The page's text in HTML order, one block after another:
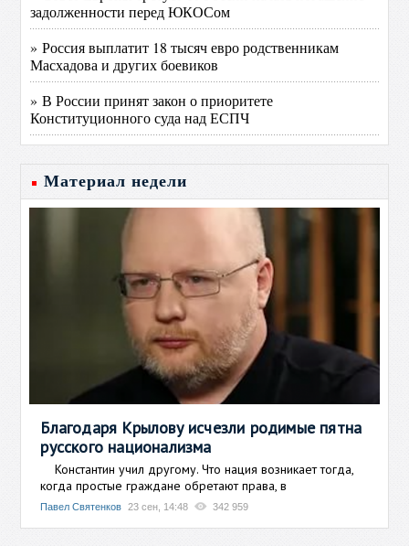
задолженности перед ЮКОСом
» Россия выплатит 18 тысяч евро родственникам
Масхадова и других боевиков
» В России принят закон о приоритете
Конституционного суда над ЕСПЧ
Материал недели
Благодаря Крылову исчезли родимые пятна
русского национализма
Константин учил другому. Что нация возникает тогда,
когда простые граждане обретают права, в
Павел Святенков 23 сен, 14:48 342 959